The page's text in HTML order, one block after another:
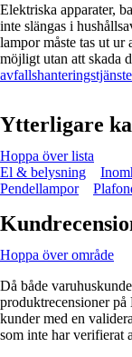
Elektriska apparater,
inte slängas i
lampor måste tas ut ur
möjligt utan att skada
Ytterligare
Hoppa över lista
El & belysning
Pendellampor
Hoppa över område
Då både
produktrecensioner på
kunder med en
som inte har verifierat